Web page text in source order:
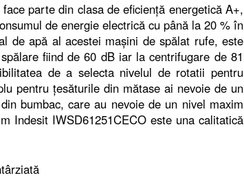
parte din clasa de eficienţă energetică A+,
de energie electrică cu până la 20 % în
de apă al acestei maşini de spălat rufe, este
fiind de 60 dB iar la centrifugare de 81
de a selecta nivelul de rotatii pentru
pentru ţesăturile din mătase ai nevoie de un
bumbac, care au nevoie de un nivel maxim
Indesit IWSD61251CECO este una calitatică